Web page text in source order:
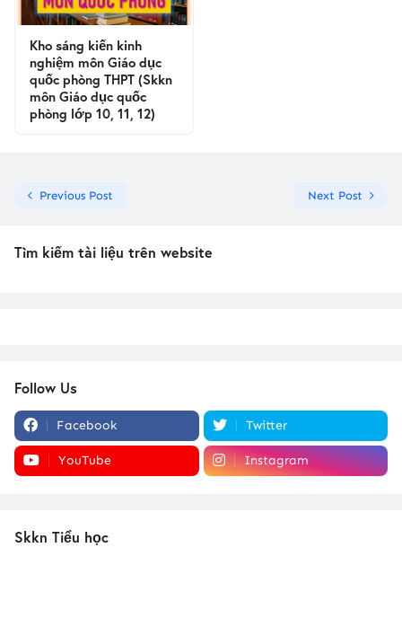
Kho sáng kiến kinh
nghiệm môn Giáo dục
quốc phòng THPT (Skkn
môn Giáo dục quốc
phòng lớp 10, 11, 12)
Previous Post Next Post
Tìm kiếm tài liệu trên website
Follow Us
Facebook Twitter
YouTube Instagram
Skkn Tiểu học